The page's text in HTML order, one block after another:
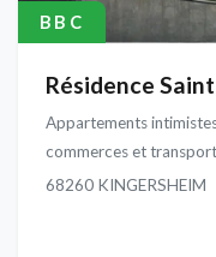
BBC
Résidence
Appartements
commerces et
68260 KINGERSHEIM